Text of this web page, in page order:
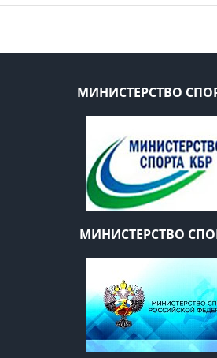
МИНИСТЕРСТВО
МИНИСТЕРСТВО